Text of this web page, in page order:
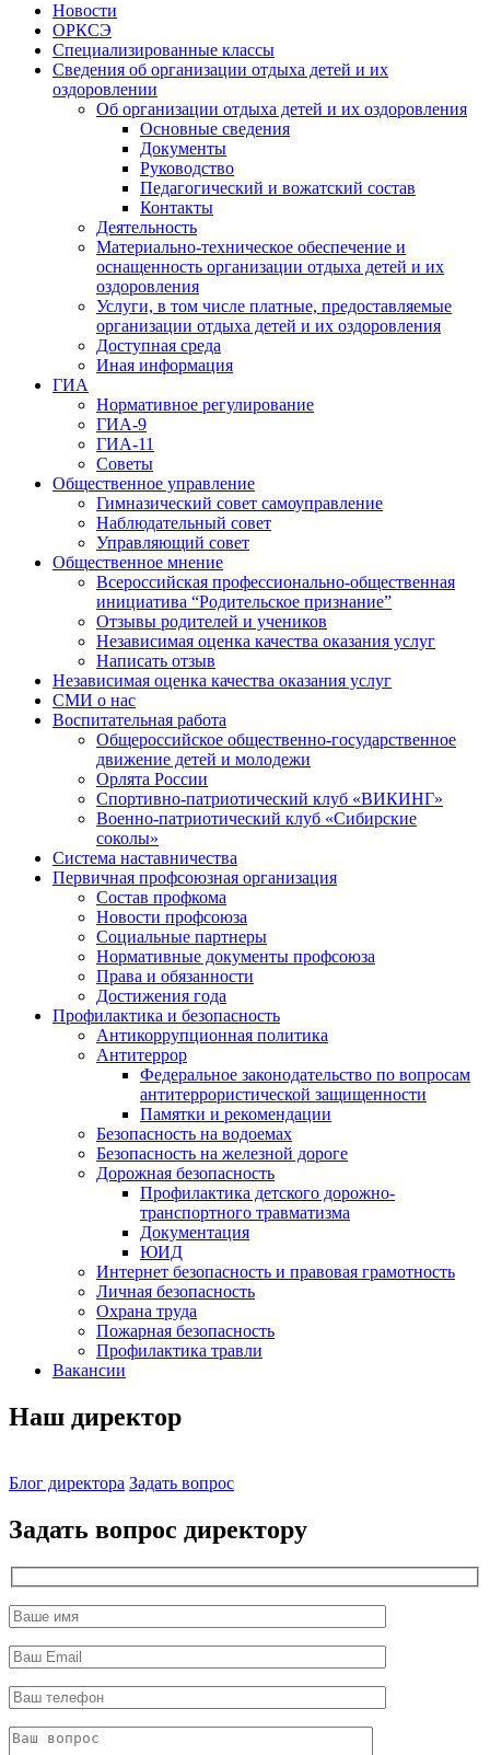
Новости
ОРКСЭ
Специализированные классы
Сведения об организации отдыха детей и их
оздоровлении
Об организации отдыха детей и их оздоровления
Основные сведения
Документы
Руководство
Педагогический и вожатский состав
Контакты
Деятельность
Материально-техническое обеспечение и
оснащенность организации отдыха детей и их
оздоровления
Услуги, в том числе платные, предоставляемые
организации отдыха детей и их оздоровления
Доступная среда
Иная информация
ГИА
Нормативное регулирование
ГИА-9
ГИА-11
Советы
Общественное управление
Гимназический совет самоуправление
Наблюдательный совет
Управляющий совет
Общественное мнение
Всероссийская профессионально-общественная
инициатива “Родительское признание”
Отзывы родителей и учеников
Независимая оценка качества оказания услуг
Написать отзыв
Независимая оценка качества оказания услуг
СМИ о нас
Воспитательная работа
Общероссийское общественно-государственное
движение детей и молодежи
Орлята России
Спортивно-патриотический клуб «ВИКИНГ»
Военно-патриотический клуб «Сибирские
соколы»
Система наставничества
Первичная профсоюзная организация
Состав профкома
Новости профсоюза
Социальные партнеры
Нормативные документы профсоюза
Права и обязанности
Достижения года
Профилактика и безопасность
Антикоррупционная политика
Антитеррор
Федеральное законодательство по вопросам
антитеррористической защищенности
Памятки и рекомендации
Безопасность на водоемах
Безопасность на железной дороге
Дорожная безопасность
Профилактика детского дорожно-
транспортного травматизма
Документация
ЮИД
Интернет безопасность и правовая грамотность
Личная безопасность
Охрана труда
Пожарная безопасность
Профилактика травли
Вакансии
Наш директор
Блог директора Задать вопрос
Задать вопрос директору